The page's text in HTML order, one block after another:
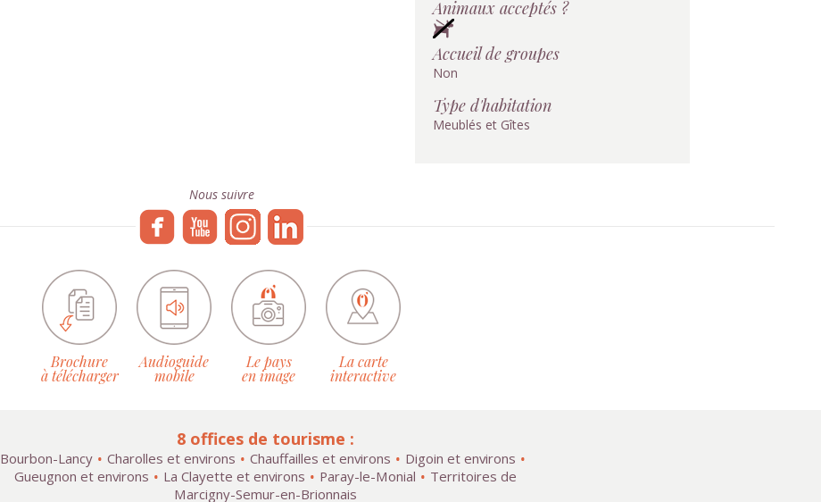
Animaux acceptés ?
Accueil de groupes
Non
Type d'habitation
Meublés et Gîtes
Nous suivre
Brochure
à télécharger
Audioguide
mobile
Le pays
en image
La carte
interactive
8 offices de tourisme :
Bourbon-Lancy Charolles et environs Chauffailles et environs
Digoin et environs
Gueugnon et environs
La Clayette et environs Paray-le-Monial
Territoires de
Marcigny-Semur-en-Brionnais